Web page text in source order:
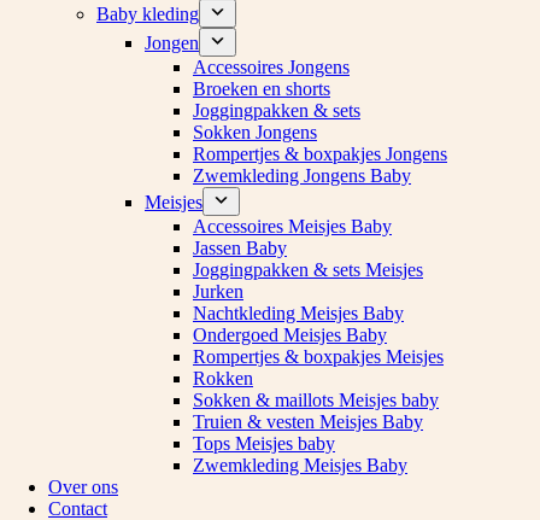
Baby kleding
Jongen
Accessoires Jongens
Broeken en shorts
Joggingpakken & sets
Sokken Jongens
Rompertjes & boxpakjes Jongens
Zwemkleding Jongens Baby
Meisjes
Accessoires Meisjes Baby
Jassen Baby
Joggingpakken & sets Meisjes
Jurken
Nachtkleding Meisjes Baby
Ondergoed Meisjes Baby
Rompertjes & boxpakjes Meisjes
Rokken
Sokken & maillots Meisjes baby
Truien & vesten Meisjes Baby
Tops Meisjes baby
Zwemkleding Meisjes Baby
Over ons
Contact